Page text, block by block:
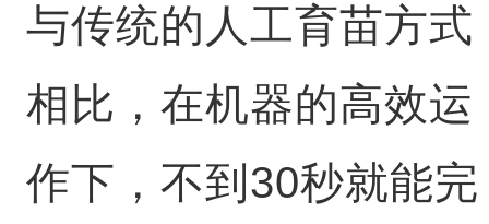
与传统的人工育苗方式
相比，在机器的高效运
作下，不到30秒就能完